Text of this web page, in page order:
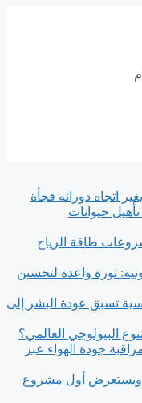
اتجاه دورانه فجأة
حيوانات
طاقة الرياح
ثورة واعدة لتحسين
تسبق عودة البشر إلى
البيولوجي العالمي؟
جودة الهواء عبر
أول مشروع